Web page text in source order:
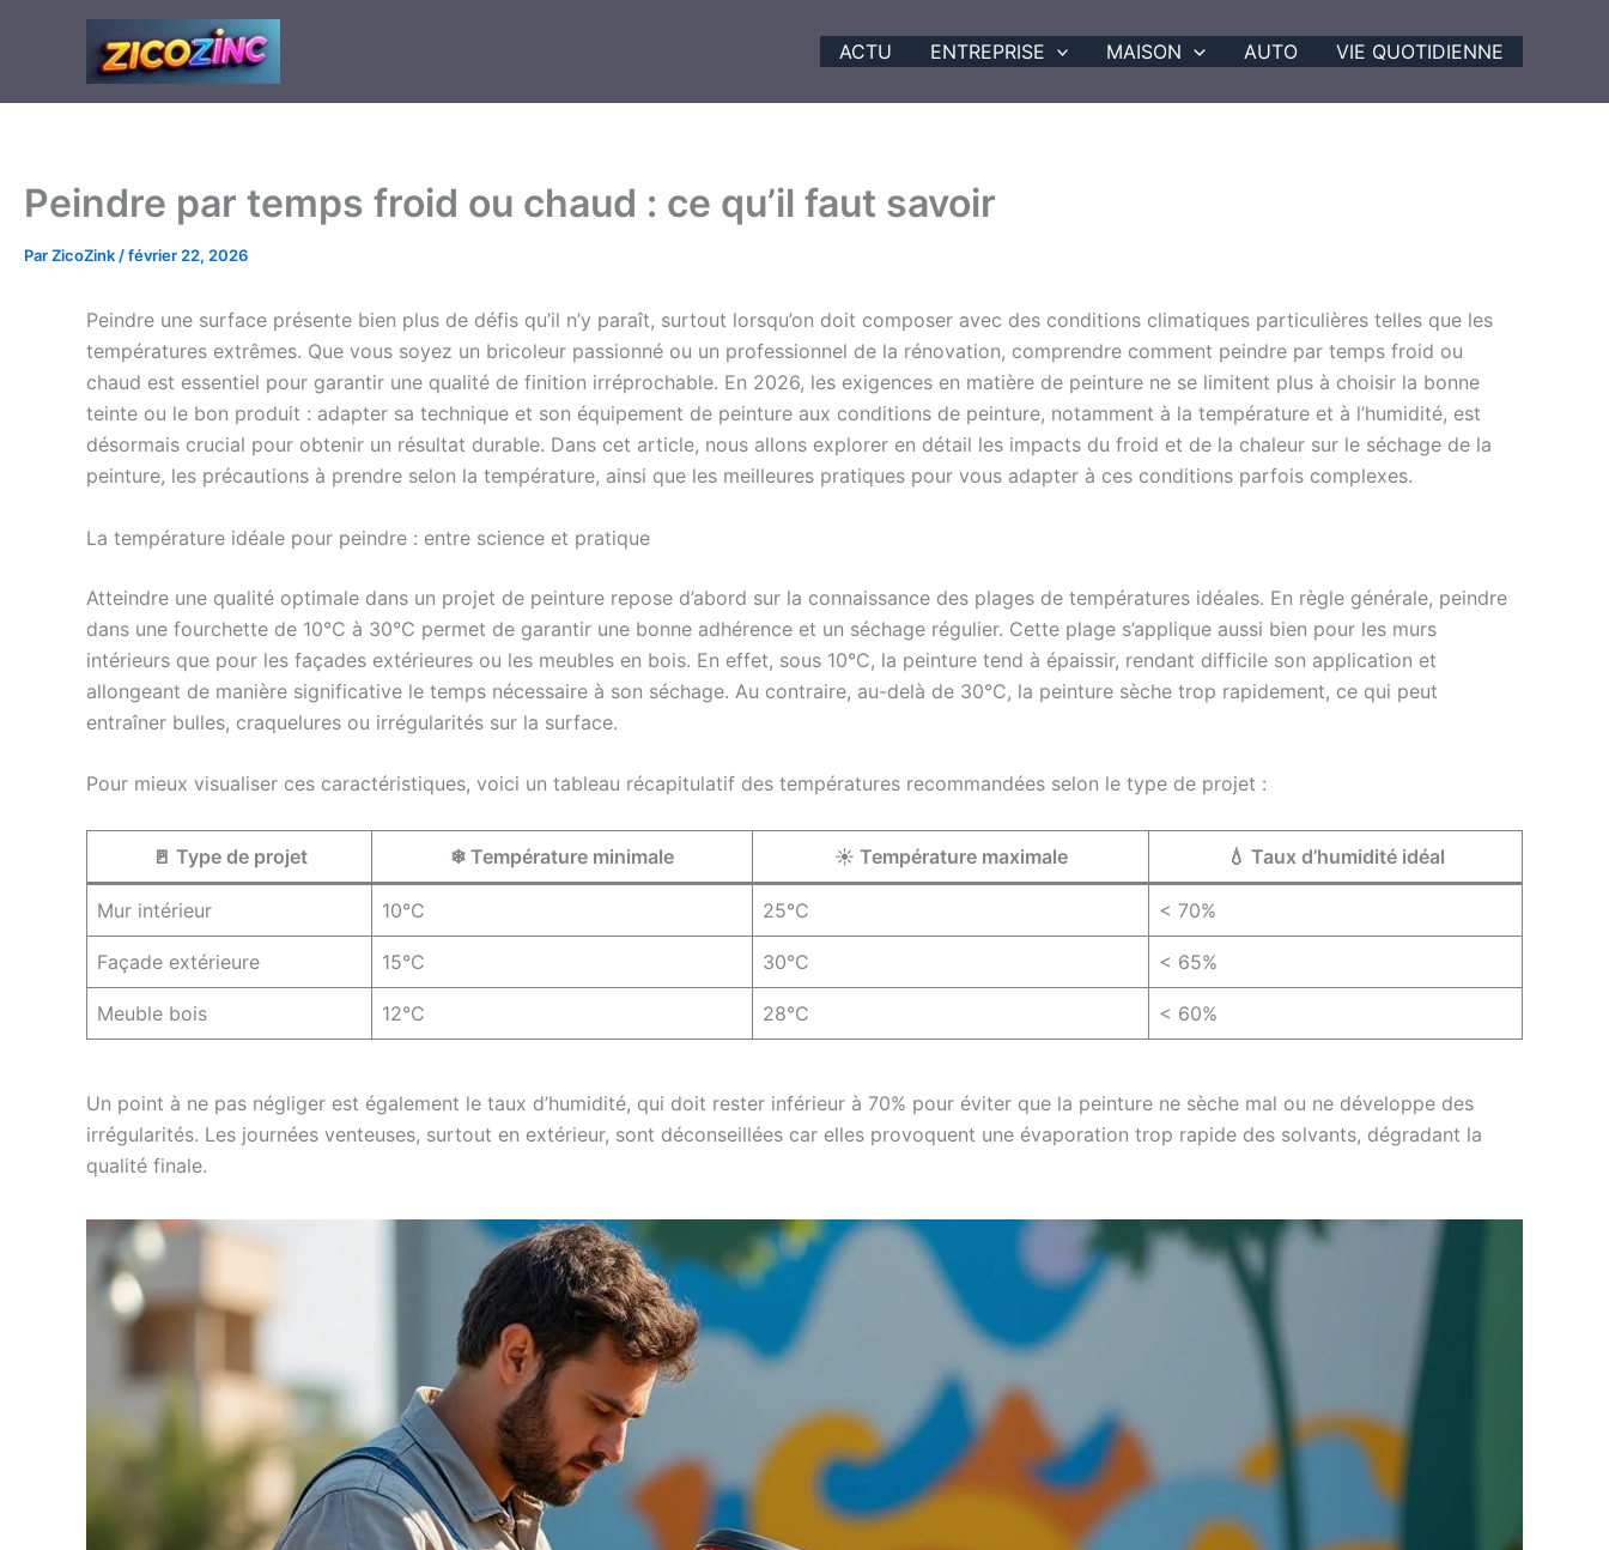
ACTU ENTREPRISE MAISON AUTO VIE QUOTIDIENNE
Peindre par temps froid ou chaud : ce qu’il faut savoir
ParZicoZink /février 22, 2026
Peindre une surface présente bien plus de défis qu’il n’y paraît, surtout lorsqu’on doit composer avec des conditions climatiques particulières telles que les
températures extrêmes. Que vous soyez un bricoleur passionné ou un professionnel de la rénovation, comprendre comment peindre par temps froid ou
chaud est essentiel pour garantir une qualité de finition irréprochable. En 2026, les exigences en matière de peinture ne se limitent plus à choisir la bonne
teinte ou le bon produit : adapter sa technique et son équipement de peinture aux conditions de peinture, notamment à la température et à l’humidité, est
désormais crucial pour obtenir un résultat durable. Dans cet article, nous allons explorer en détail les impacts du froid et de la chaleur sur le séchage de la
peinture, les précautions à prendre selon la température, ainsi que les meilleures pratiques pour vous adapter à ces conditions parfois complexes.
La température idéale pour peindre : entre science et pratique
Atteindre une qualité optimale dans un projet de peinture repose d’abord sur la connaissance des plages de températures idéales. En règle générale, peindre
dans une fourchette de 10°C à 30°C permet de garantir une bonne adhérence et un séchage régulier. Cette plage s’applique aussi bien pour les murs
intérieurs que pour les façades extérieures ou les meubles en bois. En effet, sous 10°C, la peinture tend à épaissir, rendant difficile son application et
allongeant de manière significative le temps nécessaire à son séchage. Au contraire, au-delà de 30°C, la peinture sèche trop rapidement, ce qui peut
entraîner bulles, craquelures ou irrégularités sur la surface.
Pour mieux visualiser ces caractéristiques, voici un tableau récapitulatif des températures recommandées selon le type de projet :
🚪 Type de projet ❄ Température minimale ☀ Température maximale 💧 Taux d’humidité idéal
Mur intérieur 10°C 25°C < 70%
Façade extérieure 15°C 30°C < 65%
Meuble bois 12°C 28°C < 60%
Un point à ne pas négliger est également le taux d’humidité, qui doit rester inférieur à 70% pour éviter que la peinture ne sèche mal ou ne développe des
irrégularités. Les journées venteuses, surtout en extérieur, sont déconseillées car elles provoquent une évaporation trop rapide des solvants, dégradant la
qualité finale.